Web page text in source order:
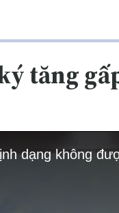
tăng
dạng không